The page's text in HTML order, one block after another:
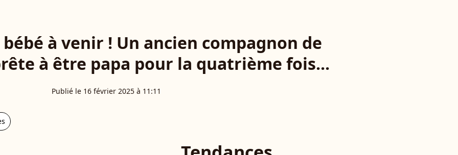
à venir ! Un ancien compagnon de
à être papa pour la quatrième fois...
Publié le 16 février 2025 à 11:11